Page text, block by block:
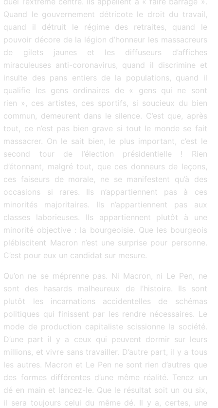
Quand le gouvernement détricote le droit du travail,
quand il détruit le régime des retraites, quand le
pouvoir décore de la légion d’honneur les massacreurs
de gilets jaunes et les diffuseurs d’affiches
miraculeuses anti-coronavirus, quand il discrimine et
insulte des pans entiers de la populations, quand il
qualifie les gens ordinaires de « gens qui ne sont
rien », ces artistes, ces sportifs, si soucieux du bien
commun, demeurent dans le silence. C’est que, après
tout, ce n’est pas bien grave si tout le monde se fait
massacrer. On le sait bien, le plus important, c’est le
second tour de l’élection présidentielle ! Rien
d’étonnant, malgré tout, que ces donneurs de leçons,
ces faiseurs de morale, ne se manifestent qu’à des
occasions si rares. Ils n’appartiennent pas à ces
minorités majoritaires. Ils n’appartiennent pas aux
classes laborieuses. Ils appartiennent plutôt à une
minorité objective : la bourgeoisie. Que les bourgeois
plébiscitent Macron n’est une surprise pour personne.
C’est pour eux un candidat sur mesure.
Qu’on ne se méprenne pas. Ni Macron, ni Le Pen, ne
sont des hasards malheureux de l’histoire. Ils sont
plutôt les incarnations accidentelles de schémas
politiques qui finissent par les rendre nécessaires. Le
mode de production capitaliste scissionne la société.
D’une part il y a ceux qui peuvent dormir sur leurs
millions, et vivre sans travailler. D’autre part, il y a tous
les autres. Macron et Le Pen ne sont rien d’autres que
des formes différentes d’une même réalité. Tenez un
dé en main et lancez-le. Que le résultat soit un ou six,
il sera toujours celui du même dé. Il y a, certes, une